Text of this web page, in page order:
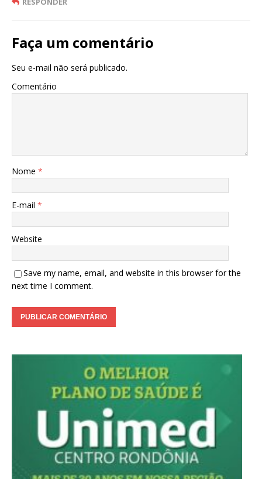
Faça um comentário
Seu e-mail não será publicado.
Comentário
Nome *
E-mail *
Website
Save my name, email, and website in this browser for the
next time I comment.